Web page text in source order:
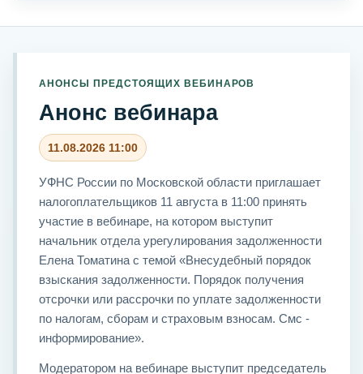
АНОНСЫ ПРЕДСТОЯЩИХ ВЕБИНАРОВ
Анонс вебинара
11.08.2026 11:00
УФНС России по Московской области приглашает
налогоплательщиков 11 августа в 11:00 принять
участие в вебинаре, на котором выступит
начальник отдела урегулирования задолженности
Елена Томатина с темой «Внесудебный порядок
взыскания задолженности. Порядок получения
отсрочки или рассрочки по уплате задолженности
по налогам, сборам и страховым взносам. Смс -
информирование».
Модератором на вебинаре выступит председатель